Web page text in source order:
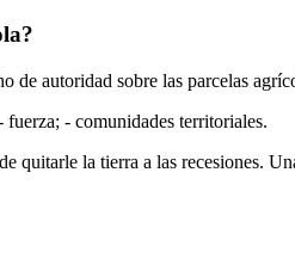
autoridad sobre las parcelas
- comunidades territoriales.
quitarle la tierra a las recesiones.